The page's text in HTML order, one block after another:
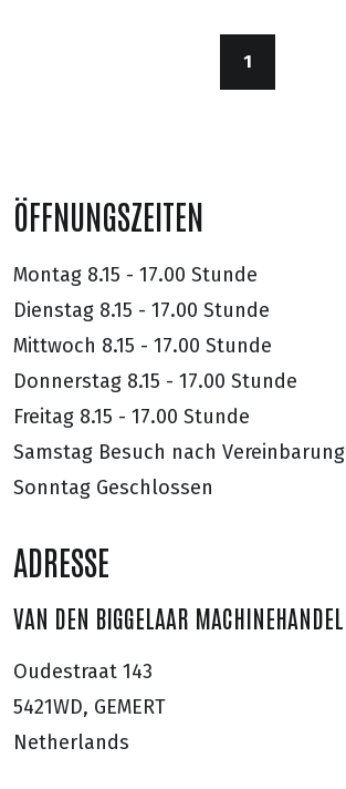
1
ÖFFNUNGSZEITEN
Montag 8.15 - 17.00 Stunde
Dienstag 8.15 - 17.00 Stunde
Mittwoch 8.15 - 17.00 Stunde
Donnerstag 8.15 - 17.00 Stunde
Freitag 8.15 - 17.00 Stunde
Samstag Besuch nach Vereinbarung
Sonntag Geschlossen
ADRESSE
VAN DEN BIGGELAAR MACHINEHANDEL
Oudestraat 143
5421WD, GEMERT
Netherlands